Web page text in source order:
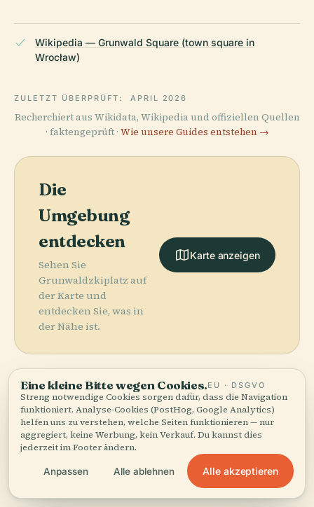
Wikipedia — Grunwald Square (town square in
Wrocław)
ZULETZT ÜBERPRÜFT: APRIL 2026
Recherchiert aus Wikidata, Wikipedia und offiziellen Quellen
· faktengeprüft · Wie unsere Guides entstehen →
Die
Umgebung
entdecken
Sehen Sie
Grunwaldzkiplatz auf
der Karte und
entdecken Sie, was in
der Nähe ist.
Karte anzeigen
More inBreslau.
191 Orte zu entdecken — ein paar, die sich gut
kombinieren lassen.
PLACE
PLACE
Nationalmuseum
Wrocław
Multimedia-
Wrocław
PLACE
Breslauer Dom
Eine kleine Bitte wegen Cookies.EU · DSGVO
Streng notwendige Cookies sorgen dafür, dass die Navigation
funktioniert. Analyse-Cookies (PostHog, Google Analytics)
helfen uns zu verstehen, welche Seiten funktionieren — nur
aggregiert, keine Werbung, kein Verkauf. Du kannst dies
jederzeit im Footer ändern.
Anpassen Alle ablehnen Alle akzeptieren